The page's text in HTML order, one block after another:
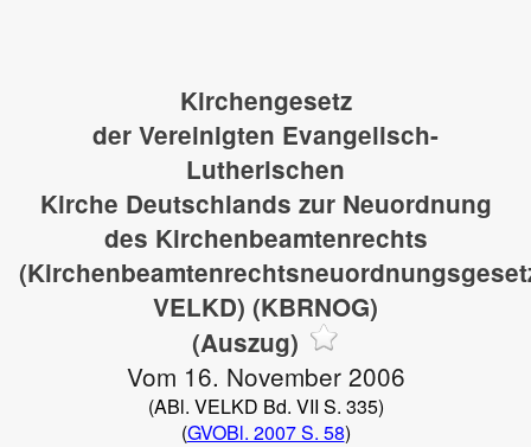
Kirchengesetz
der Vereinigten Evangelisch-
Lutherischen
Kirche Deutschlands zur Neuordnung
des Kirchenbeamtenrechts
VELKD) (KBRNOG)
(Auszug)
Vom 16. November 2006
(ABl. VELKD Bd. VII S. 335)
(GVOBl. 2007 S. 58)